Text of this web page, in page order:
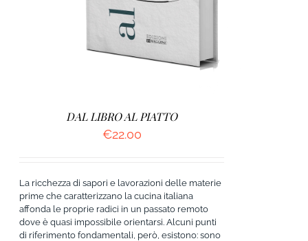
DAL LIBRO AL PIATTO
€22.00
La ricchezza di sapori e lavorazioni delle materie
prime che caratterizzano la cucina italiana
affonda le proprie radici in un passato remoto
dove è quasi impossibile orientarsi. Alcuni punti
di riferimento fondamentali, però, esistono: sono